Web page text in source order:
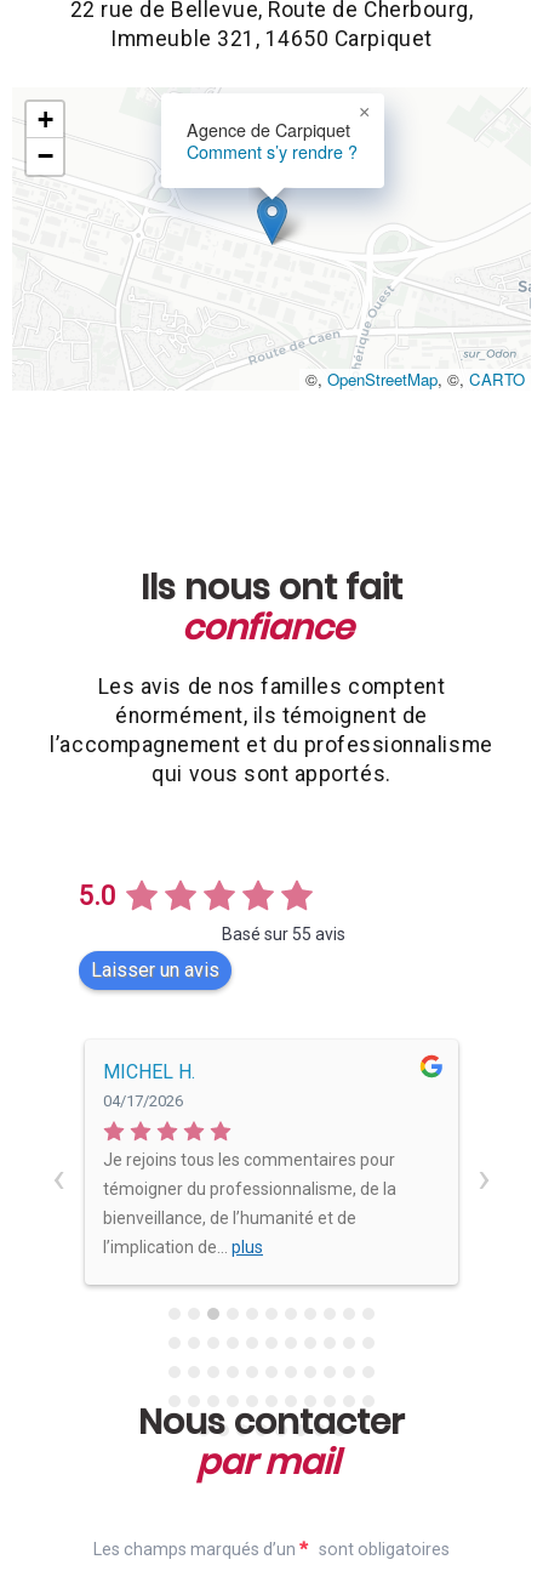
22 rue de Bellevue, Route de Cherbourg,
Immeuble 321, 14650 Carpiquet
Agence de Carpiquet
Comment s’y rendre ?
×
+
−
©,OpenStreetMap, ©,CARTO
Ils nous ont fait
confiance
Les avis de nos familles comptent
énormément, ils témoignent de
l’accompagnement et du professionnalisme
qui vous sont apportés.
5.0
Basé sur 55 avis
Laisser un avis
CABIOC'H I.
03/18/2026
Merci à Plessis-Lemerre d’avoir assurer
avec empathie et bienveillance les
obsèques de mon père. Remerciements
supplémentaires...plus
‹ ›
Nous contacter
par mail
Les champs marqués d’un * sont obligatoires